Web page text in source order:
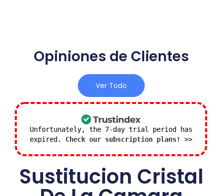
Opiniones de Clientes
Ver Todo
Unfortunately, the 7-day trial period has
expired. Check our subscription plans! >>
Sustitucion Cristal